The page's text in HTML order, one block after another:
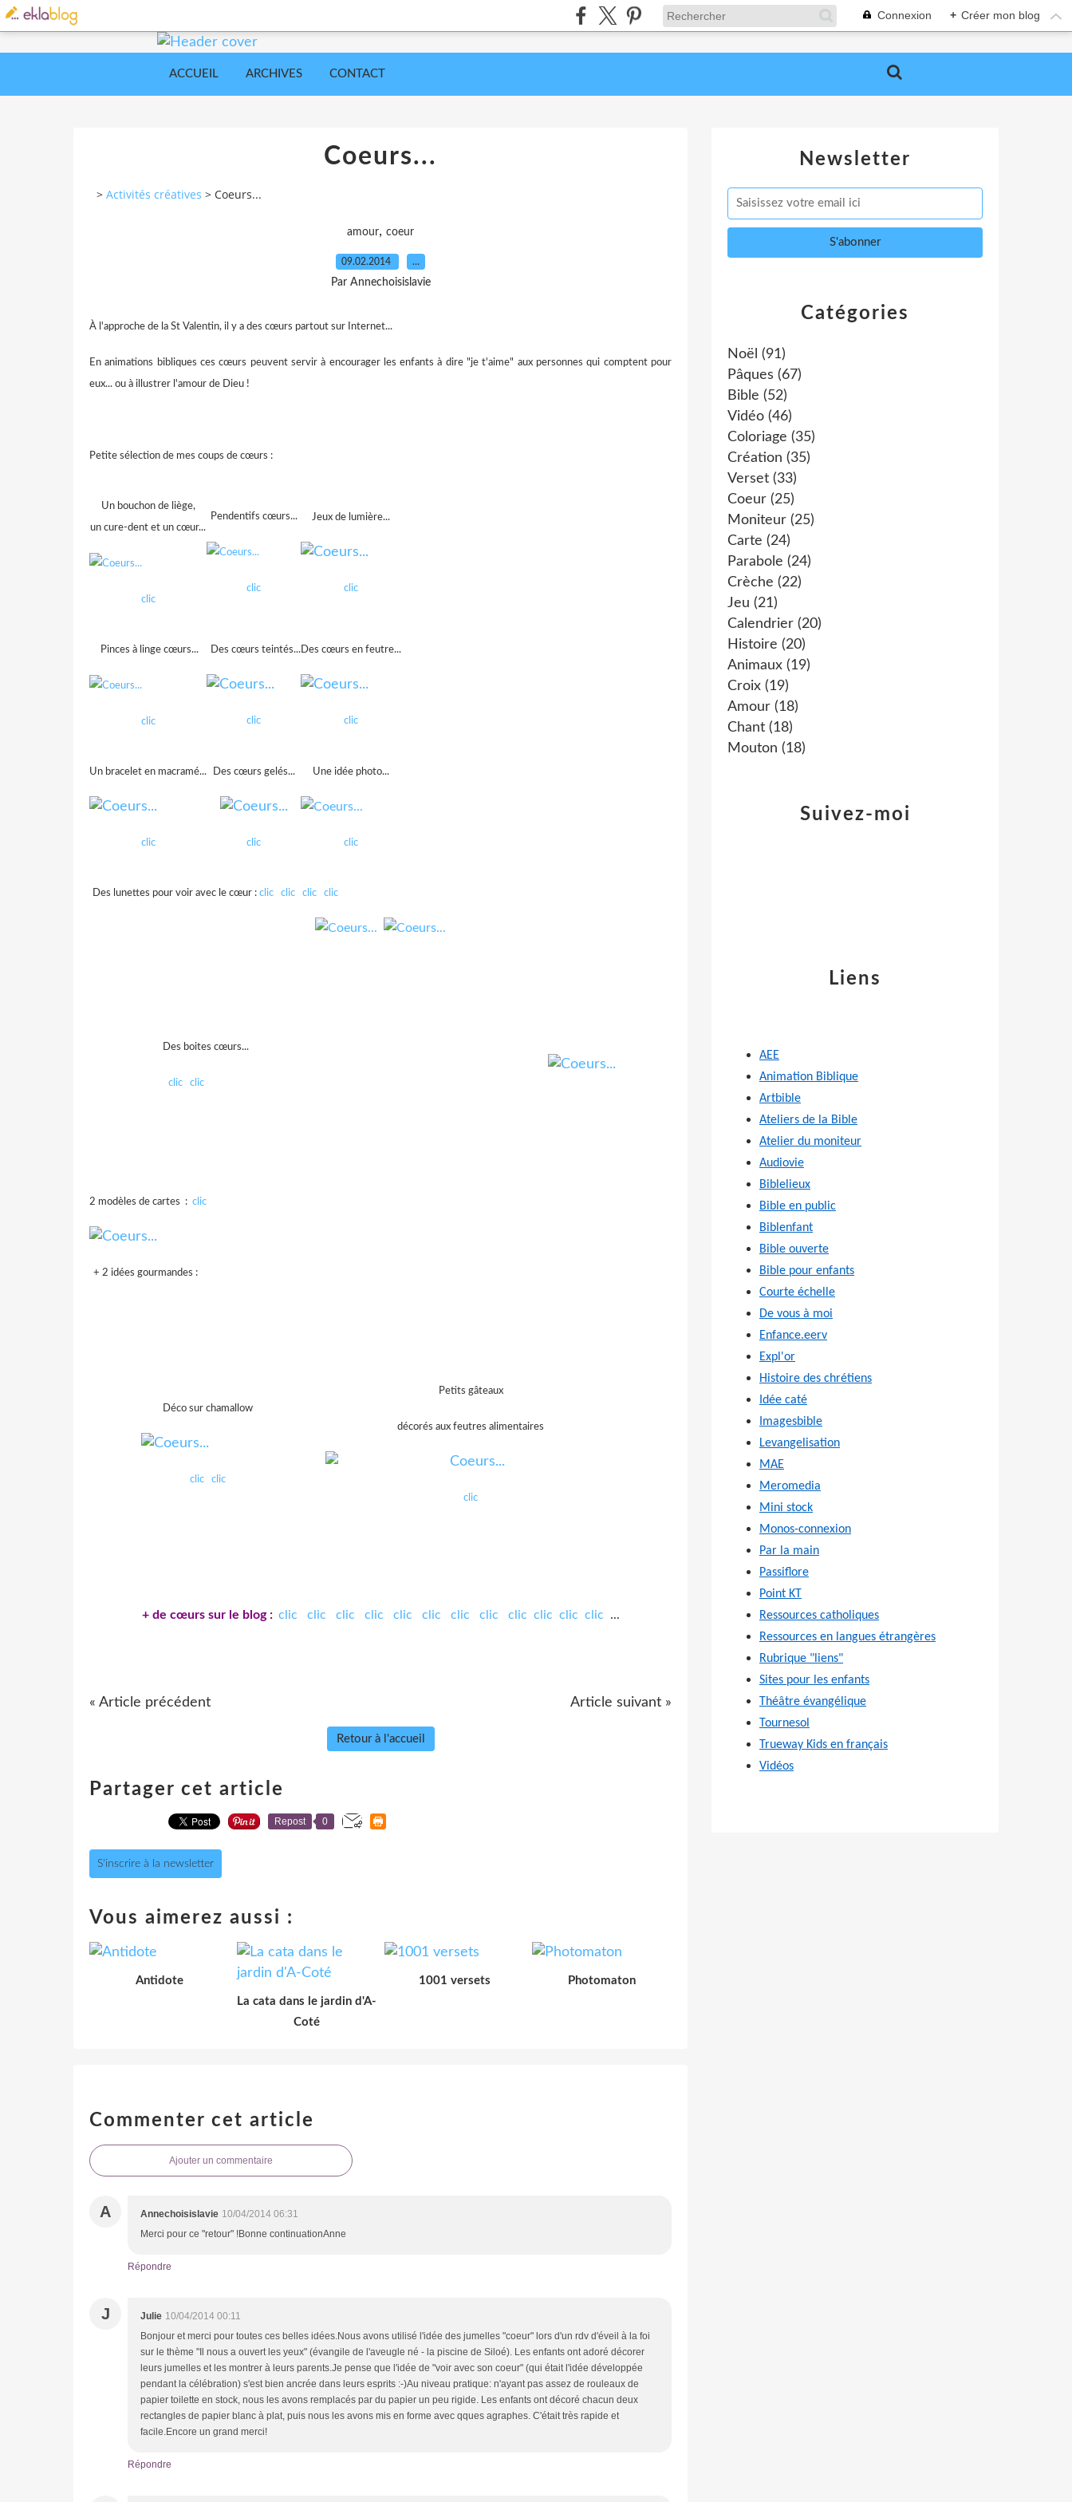
Connexion + Créer mon blog
ACCUEIL ARCHIVES CONTACT
Coeurs...
> Activités créatives > Coeurs...
amour, coeur
09.02.2014 …
Par Annechoisislavie
À l'approche de la St Valentin, il y a des cœurs partout sur Internet...
En animations bibliques ces cœurs peuvent servir à encourager les enfants à dire "je t'aime" aux personnes qui comptent pour
eux... ou à illustrer l'amour de Dieu !
Petite sélection de mes coups de cœurs :
Un bouchon de liège,
un cure-dent et un cœur...
clic
Pendentifs cœurs...
clic
Jeux de lumière...
clic
Pinces à linge cœurs...
clic
Des cœurs teintés...
clic
Des cœurs en feutre...
clic
Un bracelet en macramé...
clic
Des cœurs gelés...
clic
Une idée photo...
clic
Des lunettes pour voir avec le cœur : clic clic clic clic
Des boites cœurs...
clic clic
2 modèles de cartes : clic
+ 2 idées gourmandes :
Déco sur chamallow
clic clic
Petits gâteaux
décorés aux feutres alimentaires
clic
+ de cœurs sur le blog : clic clic clic clic clic clic clic clic clic clic clic clic ...
« Article précédent Article suivant »
Retour à l'accueil
Partager cet article
Repost 0
S'inscrire à la newsletter
Vous aimerez aussi :
Antidote
La cata dans le jardin d'A-
Coté
1001 versets Photomaton
Commenter cet article
Ajouter un commentaire
A Annechoisislavie 10/04/2014 06:31
Merci pour ce "retour" !Bonne continuationAnne
Répondre
J Julie 10/04/2014 00:11
Bonjour et merci pour toutes ces belles idées.Nous avons utilisé l'idée des jumelles "coeur" lors d'un rdv d'éveil à la foi
sur le thème "Il nous a ouvert les yeux" (évangile de l'aveugle né - la piscine de Siloé). Les enfants ont adoré décorer
leurs jumelles et les montrer à leurs parents.Je pense que l'idée de "voir avec son coeur" (qui était l'idée développée
pendant la célébration) s'est bien ancrée dans leurs esprits :-)Au niveau pratique: n'ayant pas assez de rouleaux de
papier toilette en stock, nous les avons remplacés par du papier un peu rigide. Les enfants ont décoré chacun deux
rectangles de papier blanc à plat, puis nous les avons mis en forme avec qques agraphes. C'était très rapide et
facile.Encore un grand merci!
Répondre
Newsletter
Catégories
Noël (91)
Pâques (67)
Bible (52)
Vidéo (46)
Coloriage (35)
Création (35)
Verset (33)
Coeur (25)
Moniteur (25)
Carte (24)
Parabole (24)
Crèche (22)
Jeu (21)
Calendrier (20)
Histoire (20)
Animaux (19)
Croix (19)
Amour (18)
Chant (18)
Mouton (18)
Suivez-moi
Liens
AEE
Animation Biblique
Artbible
Ateliers de la Bible
Atelier du moniteur
Audiovie
Biblelieux
Bible en public
Biblenfant
Bible ouverte
Bible pour enfants
Courte échelle
De vous à moi
Enfance.eerv
Expl'or
Histoire des chrétiens
Idée caté
Imagesbible
Levangelisation
MAE
Meromedia
Mini stock
Monos-connexion
Par la main
Passiflore
Point KT
Ressources catholiques
Ressources en langues étrangères
Rubrique "liens"
Sites pour les enfants
Théâtre évangélique
Tournesol
Trueway Kids en français
Vidéos